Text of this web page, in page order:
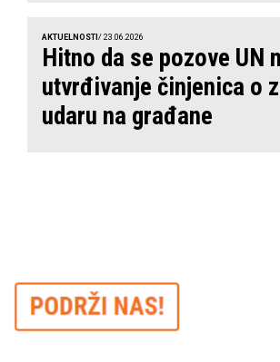
AKTUELNOSTI / 23.06.2026
Hitno da se pozove UN
utvrđivanje činjenica o
udaru na građane